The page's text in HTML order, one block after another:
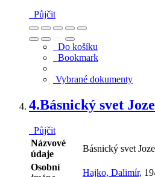
Půjčit
Do košíku
Bookmark
Vybrané dokumenty
4.Básnický svet
Půjčit
Názvové
údaje
Básnický svet
Osobní
Hajko, Dalimír,